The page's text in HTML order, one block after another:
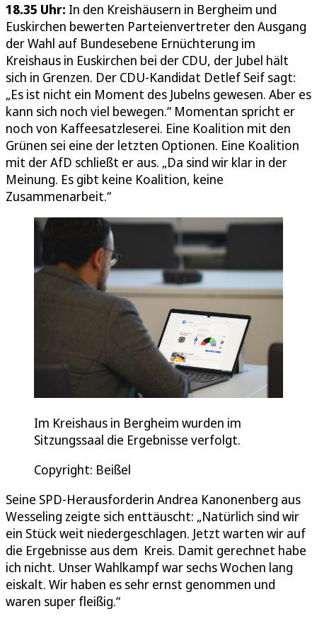
18.35 Uhr: In den Kreishäusern in Bergheim und
Euskirchen bewerten Parteienvertreter den Ausgang
der Wahl auf Bundesebene Ernüchterung im
Kreishaus in Euskirchen bei der CDU, der Jubel hält
sich in Grenzen. Der CDU-Kandidat Detlef Seif sagt:
„Es ist nicht ein Moment des Jubelns gewesen. Aber es
kann sich noch viel bewegen.“ Momentan spricht er
noch von Kaffeesatzleserei. Eine Koalition mit den
Grünen sei eine der letzten Optionen. Eine Koalition
mit der AfD schließt er aus. „Da sind wir klar in der
Meinung. Es gibt keine Koalition, keine
Zusammenarbeit.“
Im Kreishaus in Bergheim wurden im
Sitzungssaal die Ergebnisse verfolgt.
Copyright: Beißel
Seine SPD-Herausforderin Andrea Kanonenberg aus
Wesseling zeigte sich enttäuscht: „Natürlich sind wir
ein Stück weit niedergeschlagen. Jetzt warten wir auf
die Ergebnisse aus dem Kreis. Damit gerechnet habe
ich nicht. Unser Wahlkampf war sechs Wochen lang
eiskalt. Wir haben es sehr ernst genommen und
waren super fleißig.“